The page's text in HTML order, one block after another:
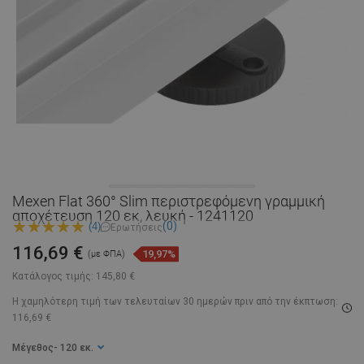
Mexen Flat 360° Slim περιστρεφόμενη γραμμική
αποχέτευση 120 εκ, λευκή - 1241120
(4) Ερωτήσεις(0)
Κατάλογος τιμής: 145,80 €
116,69 € (με ΦΠΑ) 19,97%
Η χαμηλότερη τιμή των τελευταίων 30 ημερών πριν από την έκπτωση:
116,69 €
Μέγεθος - 120 εκ.